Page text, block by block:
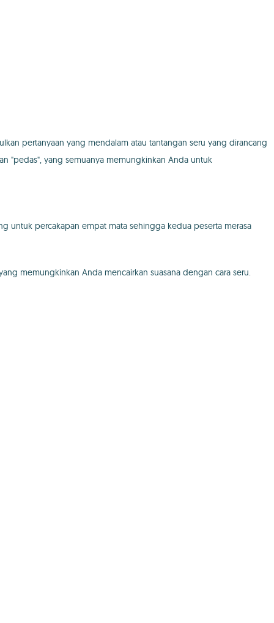
pertanyaan yang mendalam atau tantangan seru yang dirancang
"pedas", yang semuanya memungkinkan Anda untuk
untuk percakapan empat mata sehingga kedua peserta merasa
memungkinkan Anda mencairkan suasana dengan cara seru.